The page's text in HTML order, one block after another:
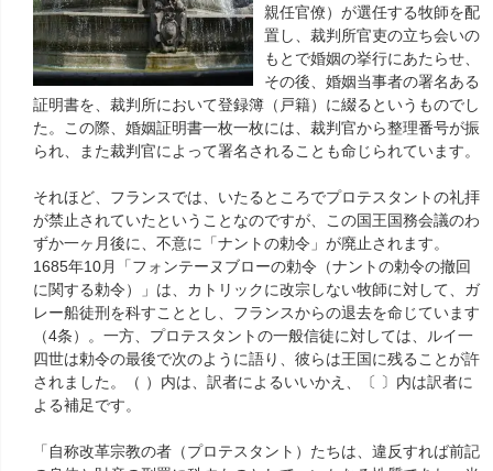
親任官僚）が選任する牧師を配
置し、裁判所官吏の立ち会いの
もとで婚姻の挙行にあたらせ、
その後、婚姻当事者の署名ある
証明書を、裁判所において登録簿（戸籍）に綴るというものでし
た。この際、婚姻証明書一枚一枚には、裁判官から整理番号が振
られ、また裁判官によって署名されることも命じられています。
それほど、フランスでは、いたるところでプロテスタントの礼拝
が禁止されていたということなのですが、この国王国務会議のわ
ずか一ヶ月後に、不意に「ナントの勅令」が廃止されます。
1685年10月「フォンテーヌブローの勅令（ナントの勅令の撤回
に関する勅令）」は、カトリックに改宗しない牧師に対して、ガ
レー船徒刑を科すこととし、フランスからの退去を命じています
（4条）。一方、プロテスタントの一般信徒に対しては、ルイ一
四世は勅令の最後で次のように語り、彼らは王国に残ることが許
されました。（ ）内は、訳者によるいいかえ、〔 〕内は訳者に
よる補足です。
「自称改革宗教の者（プロテスタント）たちは、違反すれば前記